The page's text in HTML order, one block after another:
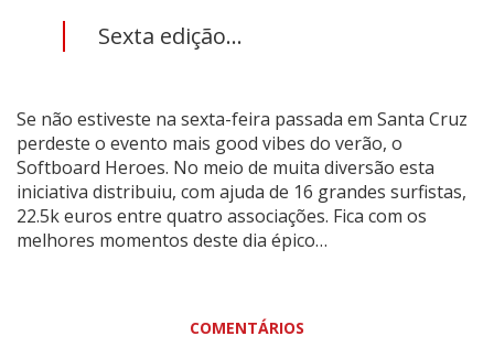
Sexta edição...
Se não estiveste na sexta-feira passada em Santa Cruz
perdeste o evento mais good vibes do verão, o
Softboard Heroes. No meio de muita diversão esta
iniciativa distribuiu, com ajuda de 16 grandes surfistas,
22.5k euros entre quatro associações. Fica com os
melhores momentos deste dia épico…
COMENTÁRIOS